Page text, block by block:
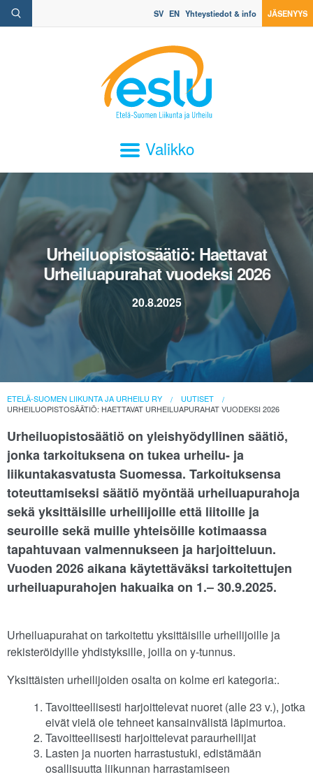
SV EN Yhteystiedot & info JÄSENYYS
Valikko
Urheiluopistosäätiö: Haettavat
Urheiluapurahat vuodeksi 2026
20.8.2025
ETELÄ-SUOMEN LIIKUNTA JA URHEILU RY
UUTISET
URHEILUOPISTOSÄÄTIÖ: HAETTAVAT URHEILUAPURAHAT VUODEKSI 2026
Urheiluopistosäätiö on yleishyödyllinen säätiö,
jonka tarkoituksena on tukea urheilu- ja
liikuntakasvatusta Suomessa. Tarkoituksensa
toteuttamiseksi säätiö myöntää urheiluapurahoja
sekä yksittäisille urheilijoille että liitoille ja
seuroille sekä muille yhteisöille kotimaassa
tapahtuvaan valmennukseen ja harjoitteluun.
Vuoden 2026 aikana käytettäväksi tarkoitettujen
urheiluapurahojen hakuaika on 1.‒ 30.9.2025.
Urheiluapurahat on tarkoitettu yksittäisille urheilijoille ja
rekisteröidyille yhdistyksille, joilla on y-tunnus.
Yksittäisten urheilijoiden osalta on kolme eri kategoria:.
Tavoitteellisesti harjoittelevat nuoret (alle 23 v.), jotka
eivät vielä ole tehneet kansainvälistä läpimurtoa.
Tavoitteellisesti harjoittelevat paraurheilijat
Lasten ja nuorten harrastustuki, edistämään
osallisuutta liikunnan harrastamiseen